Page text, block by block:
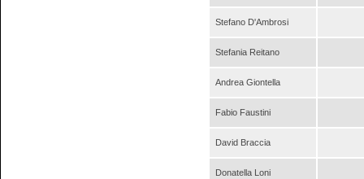
Stefano D'Ambrosi
Stefania Reitano
Andrea Giontella
Fabio Faustini
David Braccia
Donatella Loni